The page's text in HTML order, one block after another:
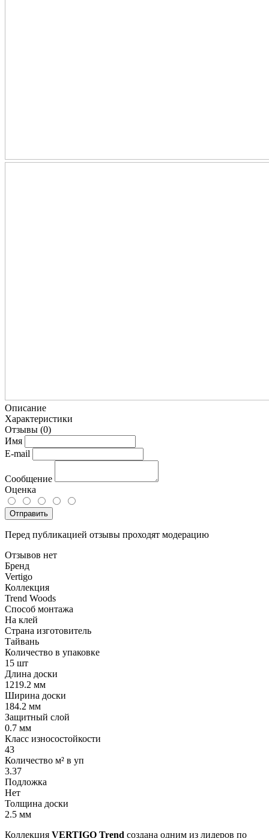
Описание
Характеристики
Отзывы (0)
Имя
E-mail
Сообщение
Оценка
Отправить
Перед публикацией отзывы проходят модерацию
Отзывов нет
Бренд
Vertigo
Коллекция
Trend Woods
Способ монтажа
На клей
Страна изготовитель
Тайвань
Количество в упаковке
15 шт
Длина доски
1219.2 мм
Ширина доски
184.2 мм
Защитный слой
0.7 мм
Класс износостойкости
43
Количество м² в уп
3.37
Подложка
Нет
Толщина доски
2.5 мм
Коллекция VERTIGO Trend создана одним из лидеров по